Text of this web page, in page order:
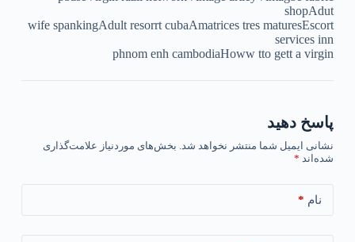
shopAdut
wife spankingAdult resorrt cubaAmatrices tres maturesEscort
services inn
phnom enh cambodiaHoww tto gett a virgin
پاسخ دهید
نشانی ایمیل شما منتشر نخواهد شد. بخش‌های موردنیاز علامت‌گذاری
شده‌اند *
نام *